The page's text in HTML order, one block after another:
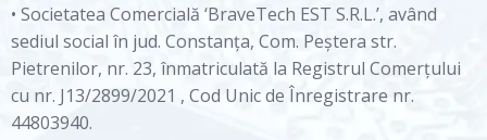
• Societatea Comercială ‘BraveTech EST S.R.L.’, având
sediul social în jud. Constanța, Com. Peștera str.
Pietrenilor, nr. 23, înmatriculată la Registrul Comerțului
cu nr. J13/2899/2021 , Cod Unic de Înregistrare nr.
44803940.